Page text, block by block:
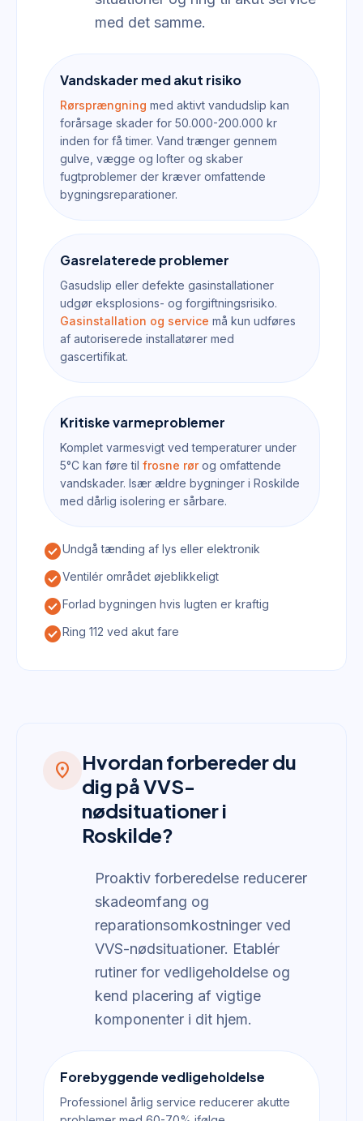
med det samme.
Vandskader med akut risiko
Rørsprængning med aktivt vandudslip kan
forårsage skader for 50.000-200.000 kr
inden for få timer. Vand trænger gennem
gulve, vægge og lofter og skaber
fugtproblemer der kræver omfattende
bygningsreparationer.
Gasrelaterede problemer
Gasudslip eller defekte gasinstallationer
udgør eksplosions- og forgiftningsrisiko.
Gasinstallation og service må kun udføres
af autoriserede installatører med
gascertifikat.
Kritiske varmeproblemer
Komplet varmesvigt ved temperaturer under
5°C kan føre til frosne rørog omfattende
vandskader. Især ældre bygninger i Roskilde
med dårlig isolering er sårbare.
check_circleUndgå tænding af lys eller elektronik
check_circleVentilér området øjeblikkeligt
check_circleForlad bygningen hvis lugten er kraftig
check_circleRing 112 ved akut fare
location_on
Hvordan forbereder du
dig på VVS-
nødsituationer i
Roskilde?
Proaktiv forberedelse reducerer
skadeomfang og
reparationsomkostninger ved
VVS-nødsituationer. Etablér
rutiner for vedligeholdelse og
kend placering af vigtige
komponenter i dit hjem.
Forebyggende vedligeholdelse
Professionel årlig service reducerer akutte